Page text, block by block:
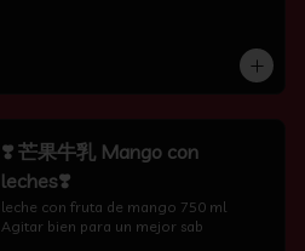
❣️ 芒果牛乳 Mango con
leches❣️
leche con fruta de mango 750 ml
Agitar bien para un mejor sab